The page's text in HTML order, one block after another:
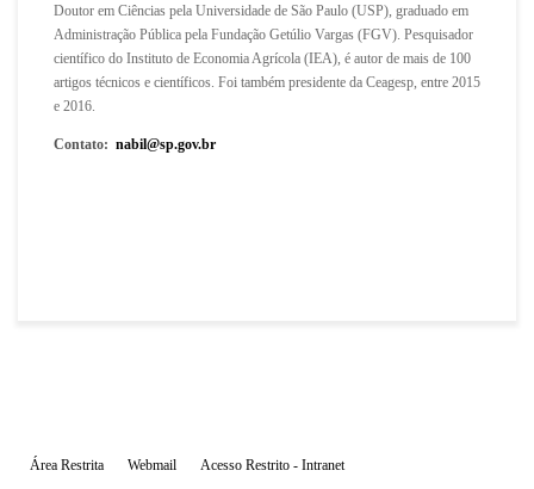
Doutor em Ciências pela Universidade de São Paulo (USP), graduado em
Administração Pública pela Fundação Getúlio Vargas (FGV). Pesquisador
científico do Instituto de Economia Agrícola (IEA), é autor de mais de 100
artigos técnicos e científicos. Foi também presidente da Ceagesp, entre 2015
e 2016.
Contato: nabil@sp.gov.br
Área Restrita Webmail Acesso Restrito - Intranet